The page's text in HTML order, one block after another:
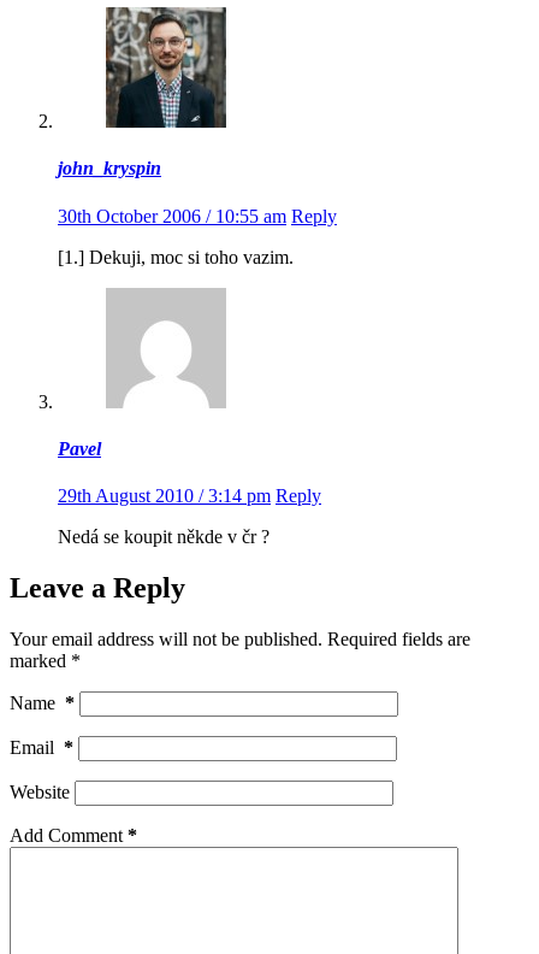
john_kryspin
30th October 2006 / 10:55 am Reply
[1.] Dekuji, moc si toho vazim.
Pavel
29th August 2010 / 3:14 pm Reply
Nedá se koupit někde v čr ?
Leave a Reply
Your email address will not be published. Required fields are
marked *
Name *
Email *
Website
Add Comment *